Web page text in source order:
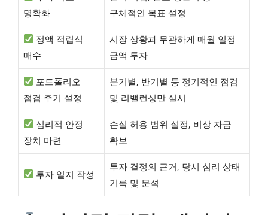
명확화
구체적인 목표 설정
정액 적립식
매수
시장 상황과 무관하게 매월 일정
금액 투자
포트폴리오
점검 주기 설정
분기별, 반기별 등 정기적인 점검
및 리밸런싱만 실시
심리적 안정
장치 마련
손실 허용 범위 설정, 비상 자금
확보
투자 일지 작성
투자 결정의 근거, 당시 심리 상태
기록 및 분석